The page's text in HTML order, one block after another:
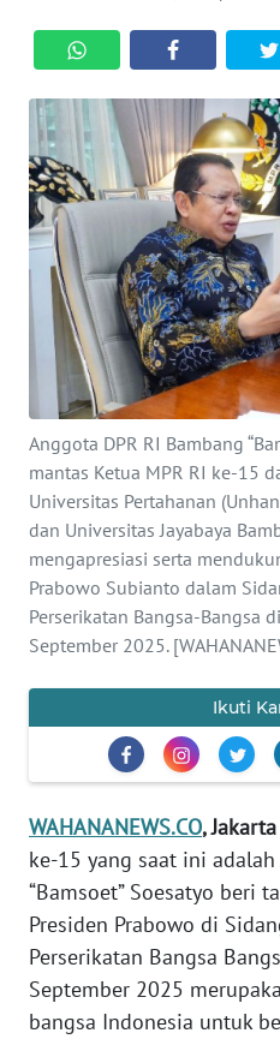
Anggota DPR RI Bambang
mantas Ketua MPR RI ke-15
Universitas Pertahanan
dan Universitas Jayabaya
mengapresiasi serta
Prabowo Subianto dalam
Perserikatan Bangsa-Bangsa
September 2025.
Ikuti
WAHANANEWS.CO, Jakarta
ke-15 yang saat ini
“Bamsoet” Soesatyo beri
Presiden Prabowo di
Perserikatan Bangsa
September 2025
bangsa Indonesia untuk
SAINS-TEKNO
KESEHATAN
INTERNASIONAL
SERBA-SERBI
PENDIDIKAN
OLAHRAGA
OPINI
EDITORIAL
Informasi
INDEKS
INFO
IKLAN
TENTANG
KAMI
PEDOMAN
MEDIA